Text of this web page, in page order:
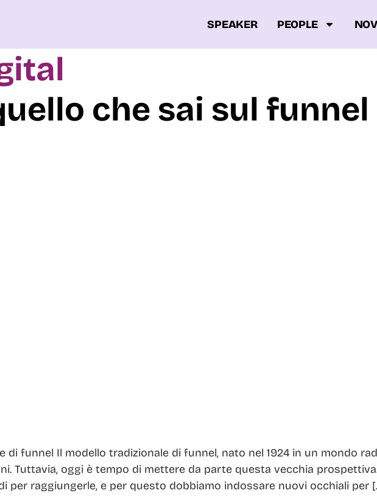
SPEAKER PEOPLE
che sai sul funnel
di funnel Il modello tradizionale di funnel, nato nel 1924 in un mondo
Tuttavia, oggi è tempo di mettere da parte questa vecchia
per raggiungerle, e per questo dobbiamo indossare nuovi occhiali per